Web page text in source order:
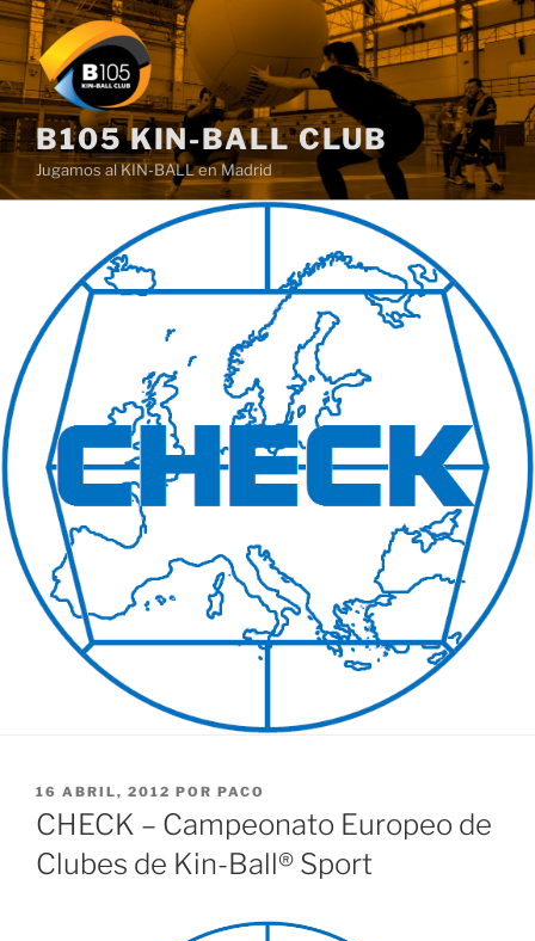
Saltar
contenido
B105 KIN-BALL CLUB
Jugamos al KIN-BALL en Madrid
PUBLICADO
EL
16 ABRIL, 2012 POR PACO
CHECK – Campeonato Europeo de
Clubes de Kin-Ball® Sport